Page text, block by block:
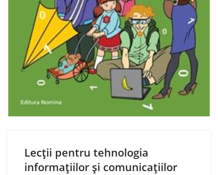
Lecții pentru tehnologia
informațiilor și comunicațiilor